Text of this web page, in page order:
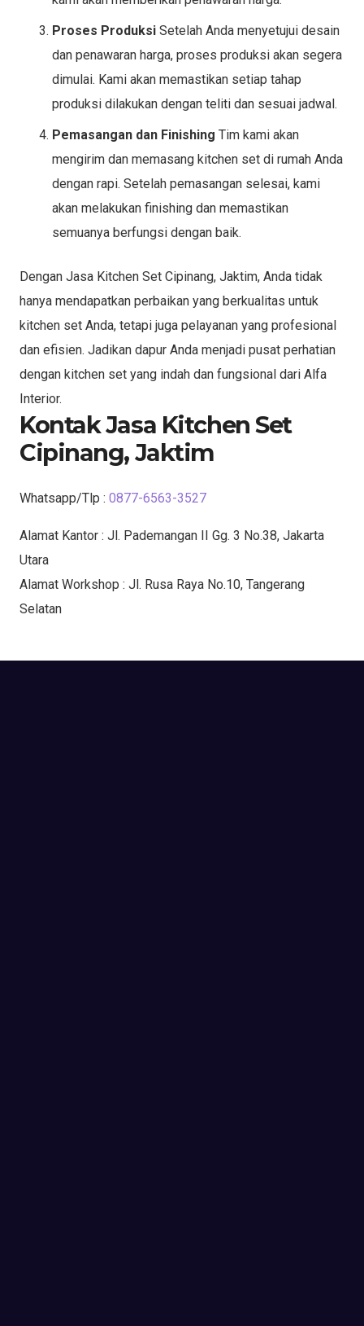
Proses Produksi Setelah Anda menyetujui desain
dan penawaran harga, proses produksi akan segera
dimulai. Kami akan memastikan setiap tahap
produksi dilakukan dengan teliti dan sesuai jadwal.
Pemasangan dan Finishing Tim kami akan
mengirim dan memasang kitchen set di rumah Anda
dengan rapi. Setelah pemasangan selesai, kami
akan melakukan finishing dan memastikan
semuanya berfungsi dengan baik.
Dengan Jasa Kitchen Set Cipinang, Jaktim, Anda tidak
hanya mendapatkan perbaikan yang berkualitas untuk
kitchen set Anda, tetapi juga pelayanan yang profesional
dan efisien. Jadikan dapur Anda menjadi pusat perhatian
dengan kitchen set yang indah dan fungsional dari Alfa
Interior.
Kontak Jasa Kitchen Set
Cipinang, Jaktim
Whatsapp/Tlp : 0877-6563-3527
Alamat Kantor : Jl. Pademangan II Gg. 3 No.38, Jakarta
Utara
Alamat Workshop : Jl. Rusa Raya No.10, Tangerang
Selatan